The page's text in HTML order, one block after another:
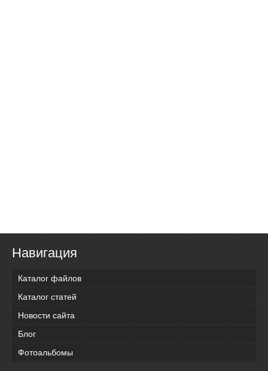
Навигация
Каталог файлов
Каталог статей
Новости сайта
Блог
Фотоальбомы